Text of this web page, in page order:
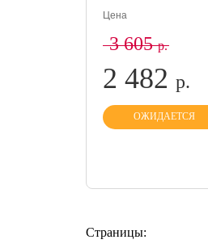
Цена
3 605р.
2 482р.
ОЖИДАЕТСЯ
Страницы: